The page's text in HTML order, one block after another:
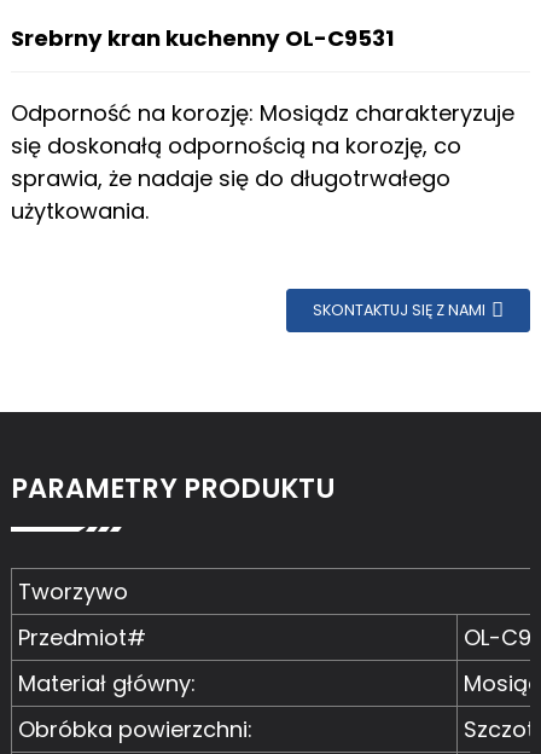
Srebrny kran kuchenny OL-C9531
Odporność na korozję: Mosiądz charakteryzuje
się doskonałą odpornością na korozję, co
sprawia, że ​​nadaje się do długotrwałego
użytkowania.
SKONTAKTUJ SIĘ Z NAMI
PARAMETRY PRODUKTU
Tworzywo
Przedmiot#
OL-
Materiał główny:
Obróbka powierzchni: